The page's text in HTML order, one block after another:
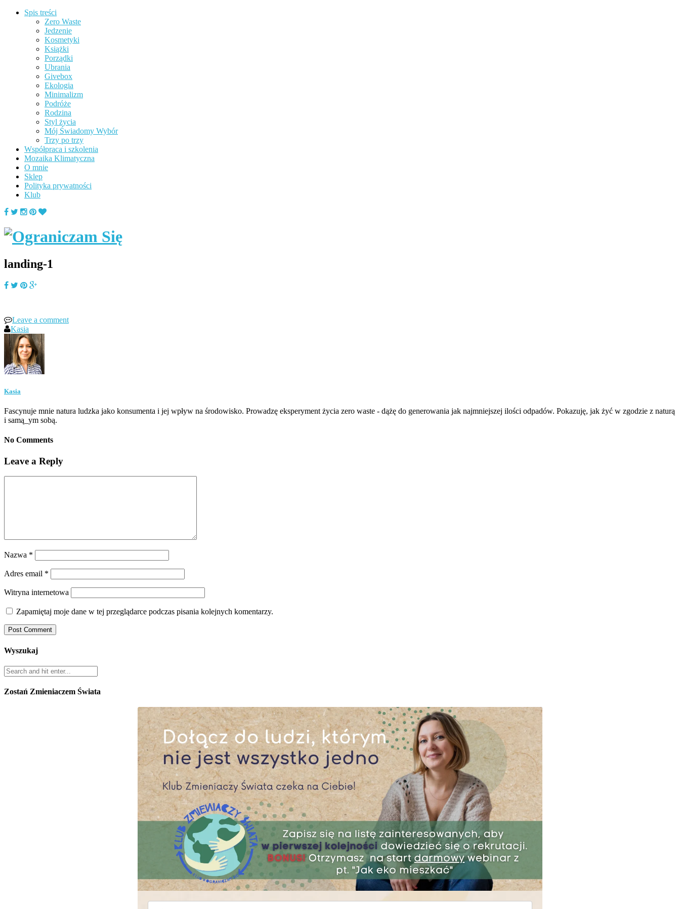
Spis treści
Zero Waste
Jedzenie
Kosmetyki
Książki
Porządki
Ubrania
Givebox
Ekologia
Minimalizm
Podróże
Rodzina
Styl życia
Mój Świadomy Wybór
Trzy po trzy
Współpraca i szkolenia
Mozaika Klimatyczna
O mnie
Sklep
Polityka prywatności
Klub
landing-1
Leave a comment
Kasia
Kasia
Fascynuje mnie natura ludzka jako konsumenta i jej wpływ na środowisko. Prowadzę eksperyment życia zero waste - dążę do generowania jak najmniejszej ilości odpadów. Pokazuję, jak żyć w zgodzie z naturą
i samą_ym sobą.
No Comments
Leave a Reply
Nazwa *
Adres email *
Witryna internetowa
Zapamiętaj moje dane w tej przeglądarce podczas pisania kolejnych komentarzy.
Wyszukaj
Zostań Zmieniaczem Świata